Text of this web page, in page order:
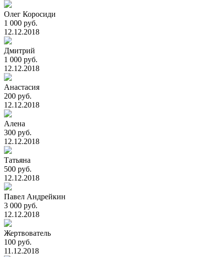
Олег Коросиди
1 000 руб.
12.12.2018
Дмитрий
1 000 руб.
12.12.2018
Анастасия
200 руб.
12.12.2018
Алена
300 руб.
12.12.2018
Татьяна
500 руб.
12.12.2018
Павел Андрейкин
3 000 руб.
12.12.2018
Жертвователь
100 руб.
11.12.2018